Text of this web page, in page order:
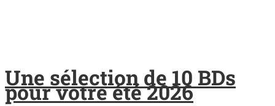
Une sélection de 10 BDs
pour votre été 2026